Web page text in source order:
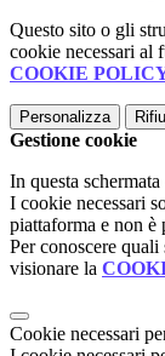
Questo sito o gli
cookie necessari al
COOKIE
Personalizza
Gestione cookie
In questa
I cookie necessari
piattaforma e non è
Per conoscere
visionare la
Cookie necessari